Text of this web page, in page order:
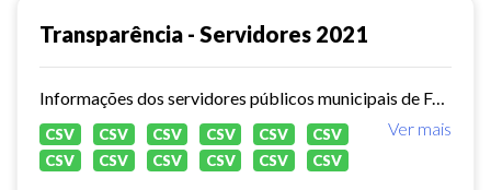
Transparência - Servidores 2021
Informações dos servidores públicos municipais de Fortaleza referente ao ano de 2021.
Ver mais
CSV CSV CSV CSV CSV
CSV
CSV
CSV CSV CSV CSV CSV